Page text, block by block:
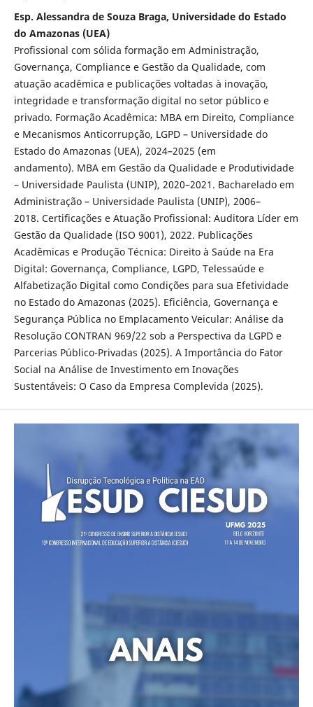
Esp. Alessandra de Souza Braga, Universidade do Estado
do Amazonas (UEA)
Profissional com sólida formação em Administração,
Governança, Compliance e Gestão da Qualidade, com
atuação acadêmica e publicações voltadas à inovação,
integridade e transformação digital no setor público e
privado. Formação Acadêmica: MBA em Direito, Compliance
e Mecanismos Anticorrupção, LGPD – Universidade do
Estado do Amazonas (UEA), 2024–2025 (em
andamento). MBA em Gestão da Qualidade e Produtividade
– Universidade Paulista (UNIP), 2020–2021. Bacharelado em
Administração – Universidade Paulista (UNIP), 2006–
2018. Certificações e Atuação Profissional: Auditora Líder em
Gestão da Qualidade (ISO 9001), 2022. Publicações
Acadêmicas e Produção Técnica: Direito à Saúde na Era
Digital: Governança, Compliance, LGPD, Telessaúde e
Alfabetização Digital como Condições para sua Efetividade
no Estado do Amazonas (2025). Eficiência, Governança e
Segurança Pública no Emplacamento Veicular: Análise da
Resolução CONTRAN 969/22 sob a Perspectiva da LGPD e
Parcerias Público-Privadas (2025). A Importância do Fator
Social na Análise de Investimento em Inovações
Sustentáveis: O Caso da Empresa Complevida (2025).